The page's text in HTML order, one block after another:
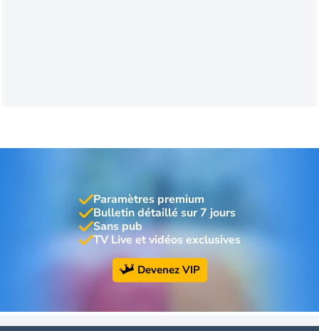
Paramètres premium
Bulletin détaillé sur 7 jours
Sans pub
TV Live et vidéos exclusives
Devenez VIP